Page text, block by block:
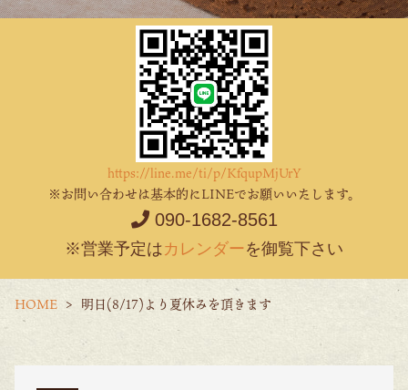
https://line.me/ti/p/KfqupMjUrY
※お問い合わせは基本的にLINEでお願いいたします。
090-1682-8561
※営業予定はカレンダーを御覧下さい
HOME 明日(8/17)より夏休みを頂きます